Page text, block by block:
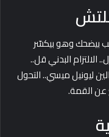
برشلونة.. لاعب بيضحك وهو بيكسّر
البدني قل..
ليونيل ميسي.. التحول
عن القمة.